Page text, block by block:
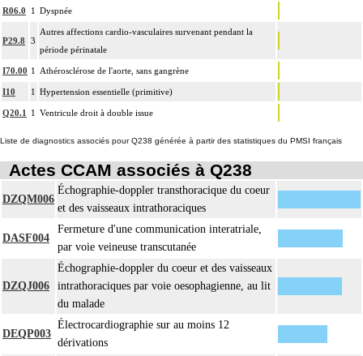
R06.0 1 Dyspnée
P29.8 3
Autres affections cardio-vasculaires survenant pendant la
période périnatale
I70.00 1 Athérosclérose de l'aorte, sans gangrène
I10 1 Hypertension essentielle (primitive)
Q20.1 1 Ventricule droit à double issue
Liste de diagnostics associés pour Q238 générée à partir des statistiques du PMSI français
Actes CCAM associés à Q238
DZQM006
Échographie-doppler transthoracique du coeur
et des vaisseaux intrathoraciques
DASF004
Fermeture d'une communication interatriale,
par voie veineuse transcutanée
DZQJ006
Échographie-doppler du coeur et des vaisseaux
intrathoraciques par voie oesophagienne, au lit
du malade
DEQP003
Électrocardiographie sur au moins 12
dérivations